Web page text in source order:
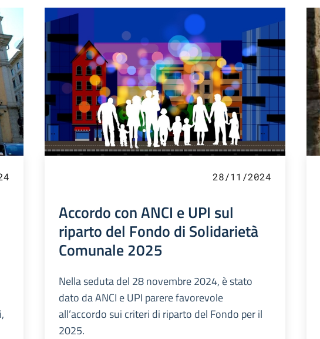
28/11/2024
Accordo con ANCI e UPI sul
riparto del Fondo di Solidarietà
Comunale 2025
Nella seduta del 28 novembre 2024, è stato
dato da ANCI e UPI parere favorevole
all’accordo sui criteri di riparto del Fondo per il
2025.